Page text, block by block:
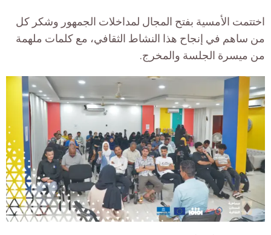
اختتمت الأمسية بفتح المجال لمداخلات الجمهور وشكر كل
من ساهم في إنجاح هذا النشاط الثقافي، مع كلمات ملهمة
من ميسرة الجلسة والمخرج.